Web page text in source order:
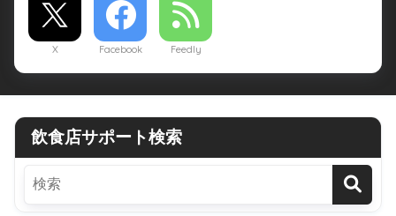
X Facebook Feedly
飲食店サポート検索